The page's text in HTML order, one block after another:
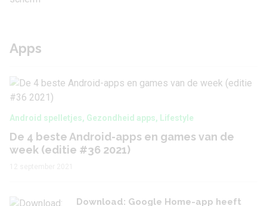
Apps
Android spelletjes, Gezondheid apps, Lifestyle
De 4 beste Android-apps en games van de
week (editie #36 2021)
Download: Google Home-app heeft